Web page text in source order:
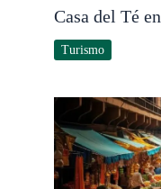
Casa del Té
Turismo